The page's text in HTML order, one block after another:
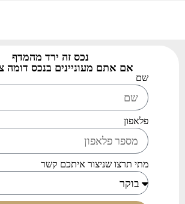
נכס זה ירד מהמדף
אם אתם מעוניינים בנכס דומה
שם
פלאפון
מתי תרצו שניצור איתכם קשר